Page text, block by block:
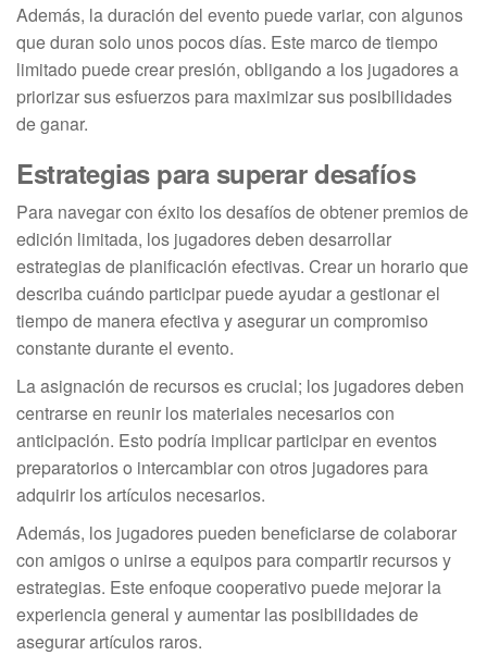
Además, la duración del evento puede variar, con algunos
que duran solo unos pocos días. Este marco de tiempo
limitado puede crear presión, obligando a los jugadores a
priorizar sus esfuerzos para maximizar sus posibilidades
de ganar.
Estrategias para superar desafíos
Para navegar con éxito los desafíos de obtener premios de
edición limitada, los jugadores deben desarrollar
estrategias de planificación efectivas. Crear un horario que
describa cuándo participar puede ayudar a gestionar el
tiempo de manera efectiva y asegurar un compromiso
constante durante el evento.
La asignación de recursos es crucial; los jugadores deben
centrarse en reunir los materiales necesarios con
anticipación. Esto podría implicar participar en eventos
preparatorios o intercambiar con otros jugadores para
adquirir los artículos necesarios.
Además, los jugadores pueden beneficiarse de colaborar
con amigos o unirse a equipos para compartir recursos y
estrategias. Este enfoque cooperativo puede mejorar la
experiencia general y aumentar las posibilidades de
asegurar artículos raros.